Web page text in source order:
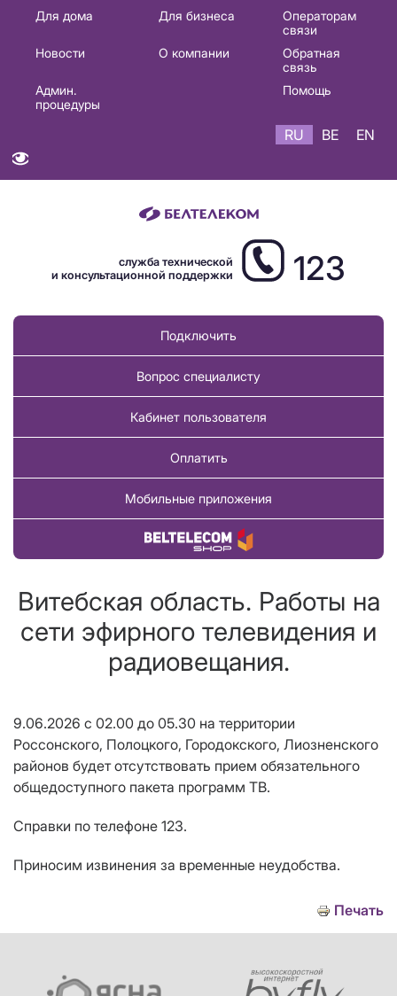
Основная
навигация
Для дома Для бизнеса
Операторам
связи
Новости
О компании
Обратная
связь
Админ.
процедуры
Помощь
RU BE EN
служба технической
и консультационной поддержки
123
Подключить
Вопрос специалисту
Кабинет пользователя
Оплатить
Мобильные приложения
Купить товар
Витебская область. Работы на
сети эфирного телевидения и
радиовещания.
9.06.2026 с 02.00 до 05.30 на территории
Россонского, Полоцкого, Городокского, Лиозненского
районов будет отсутствовать прием обязательного
общедоступного пакета программ ТВ.
Справки по телефоне 123.
Приносим извинения за временные неудобства.
Печать